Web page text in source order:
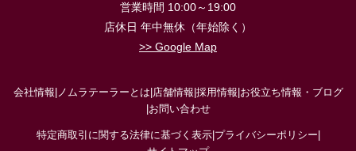
営業時間 10:00～19:00
店休日 年中無休（年始除く）
>> Google Map
会社情報 ノムラテーラーとは 店舗情報 採用情報 お役立ち情報・ブログ
お問い合わせ
特定商取引に関する法律に基づく表示| プライバシーポリシー